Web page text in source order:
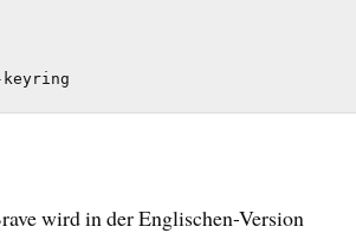
wird in der Englischen-Version